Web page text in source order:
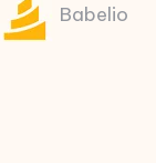
Babelio